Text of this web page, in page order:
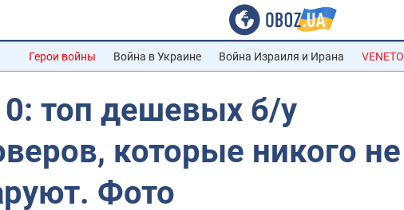
Герои войны Война в Украине Война Израиля и Ирана VENETO
топ дешевых б/у
которые никого не
Фото